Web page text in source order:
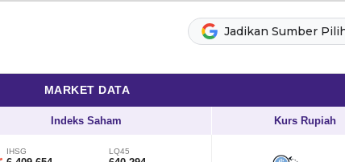
Jadikan Sumber
MARKET DATA
Indeks Saham Kurs Rupiah
IHSG LQ45